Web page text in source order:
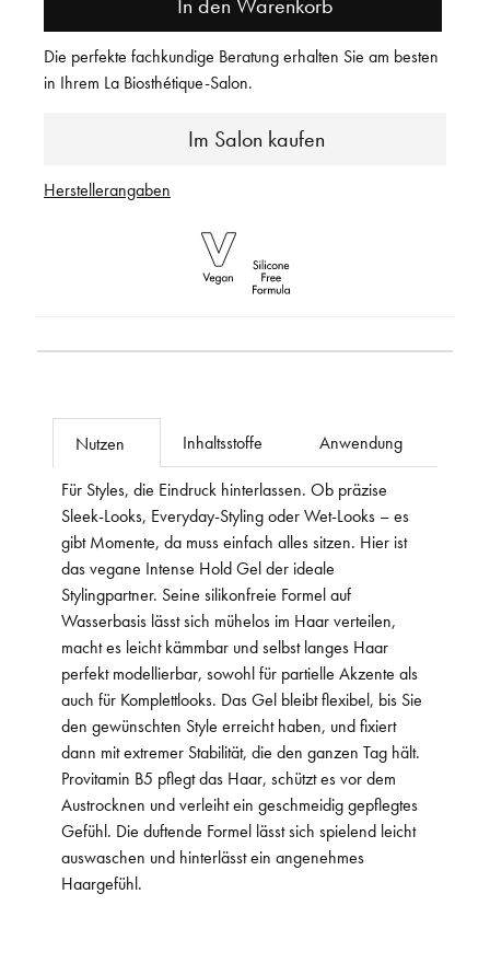
In den Warenkorb
Im Salon kaufen
Die perfekte fachkundige Beratung erhalten Sie am besten
in Ihrem La Biosthétique-Salon.
Herstellerangaben
Nutzen Inhaltsstoffe Anwendung
Für Styles, die Eindruck hinterlassen. Ob präzise
Sleek-Looks, Everyday-Styling oder Wet-Looks – es
gibt Momente, da muss einfach alles sitzen. Hier ist
das vegane Intense Hold Gel der ideale
Stylingpartner. Seine silikonfreie Formel auf
Wasserbasis lässt sich mühelos im Haar verteilen,
macht es leicht kämmbar und selbst langes Haar
perfekt modellierbar, sowohl für partielle Akzente als
auch für Komplettlooks. Das Gel bleibt flexibel, bis Sie
den gewünschten Style erreicht haben, und fixiert
dann mit extremer Stabilität, die den ganzen Tag hält.
Provitamin B5 pflegt das Haar, schützt es vor dem
Austrocknen und verleiht ein geschmeidig gepflegtes
Gefühl. Die duftende Formel lässt sich spielend leicht
auswaschen und hinterlässt ein angenehmes
Haargefühl.